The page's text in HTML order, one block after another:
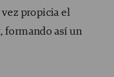
propicia el
formando así un